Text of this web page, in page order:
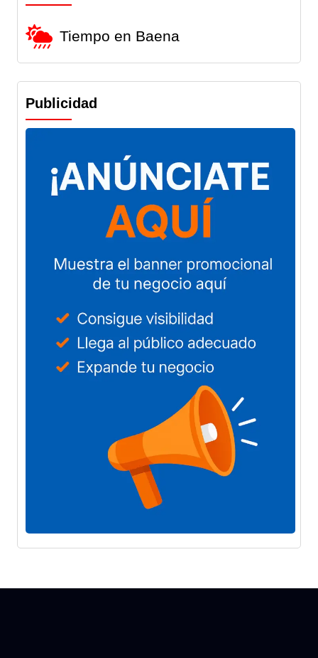
Tiempo en Baena
Publicidad